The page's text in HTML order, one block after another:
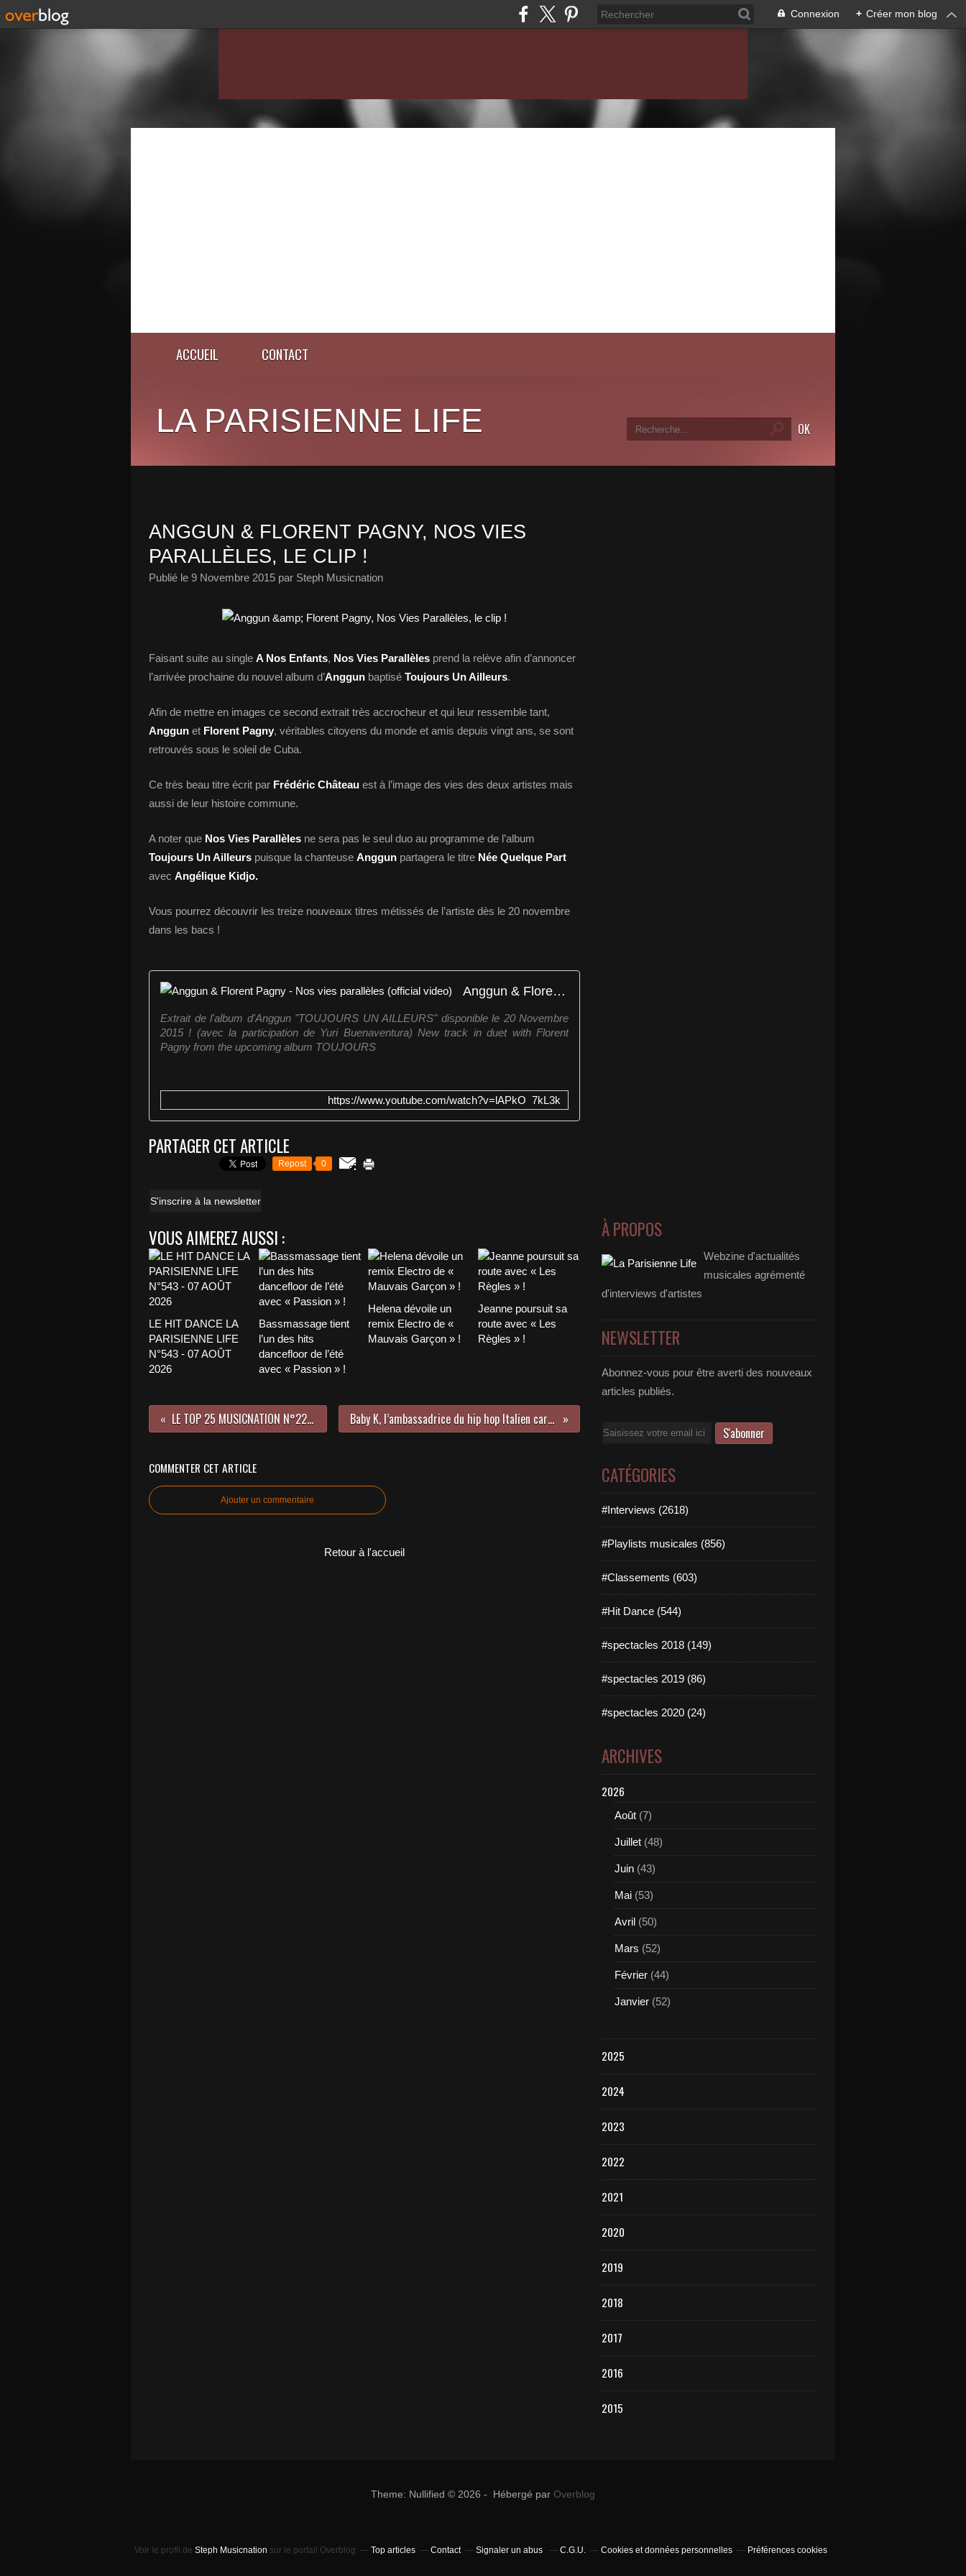
Connexion + Créer mon blog
ACCUEIL CONTACT
LA PARISIENNE LIFE
ANGGUN & FLORENT PAGNY, NOS VIES
PARALLÈLES, LE CLIP !
Publié le 9 Novembre 2015 par Steph Musicnation
Faisant suite au single A Nos Enfants, Nos Vies Parallèles prend la relève afin d’annoncer
l’arrivée prochaine du nouvel album d’Anggun baptisé Toujours Un Ailleurs.
Afin de mettre en images ce second extrait très accrocheur et qui leur ressemble tant,
Anggun et Florent Pagny, véritables citoyens du monde et amis depuis vingt ans, se sont
retrouvés sous le soleil de Cuba.
Ce très beau titre écrit par Frédéric Château est à l’image des vies des deux artistes mais
aussi de leur histoire commune.
A noter que Nos Vies Parallèles ne sera pas le seul duo au programme de l’album
Toujours Un Ailleurs puisque la chanteuse Anggun partagera le titre Née Quelque Part
avec Angélique Kidjo.
Vous pourrez découvrir les treize nouveaux titres métissés de l’artiste dès le 20 novembre
dans les bacs !
Anggun & Florent Pagny - Nos vies parallèles (official video)
Extrait de l'album d'Anggun "TOUJOURS UN AILLEURS" disponible le 20 Novembre
2015 ! (avec la participation de Yuri Buenaventura) New track in duet with Florent
Pagny from the upcoming album TOUJOURS
https://www.youtube.com/watch?v=lAPkO_7kL3k
PARTAGER CET ARTICLE
Repost 0
S'inscrire à la newsletter
VOUS AIMEREZ AUSSI :
LE HIT DANCE LA
PARISIENNE LIFE
N°543 - 07 AOÛT
2026
Bassmassage tient
l’un des hits
dancefloor de l’été
avec « Passion » !
Helena dévoile un
remix Electro de «
Mauvais Garçon » !
Jeanne poursuit sa
route avec « Les
Règles » !
LE TOP 25 MUSICNATION N°22 - 08 NOVEMBRE 2015 Baby K, l’ambassadrice du hip hop Italien cartonne avec son second album !
COMMENTER CET ARTICLE
Ajouter un commentaire
Retour à l'accueil
À PROPOS
Webzine d'actualités
musicales agrémenté
d'interviews d'artistes
NEWSLETTER
Abonnez-vous pour être averti des nouveaux
articles publiés.
Email
CATÉGORIES
#Interviews (2618)
#Playlists musicales (856)
#Classements (603)
#Hit Dance (544)
#spectacles 2018 (149)
#spectacles 2019 (86)
#spectacles 2020 (24)
ARCHIVES
2026
Août (7)
Juillet (48)
Juin (43)
Mai (53)
Avril (50)
Mars (52)
Février (44)
Janvier (52)
2025
2024
2023
2022
2021
2020
2019
2018
2017
2016
2015
Theme: Nullified © 2026 - Hébergé par Overblog
Voir le profil de Steph Musicnation sur le portail Overblog Top articles Contact Signaler un abus C.G.U. Cookies et données personnelles Préférences cookies